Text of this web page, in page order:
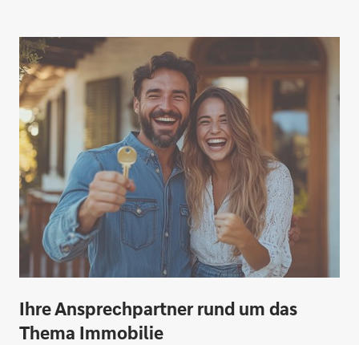
Karsten Schubert
Ihre Ansprechpartner rund um das
Thema Immobilie